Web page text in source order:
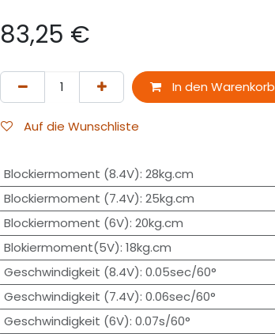
83,25 €
In den Warenkorb
Auf die Wunschliste
Blockiermoment (8.4V): 28kg.cm
Blockiermoment (7.4V): 25kg.cm
Blockiermoment (6V): 20kg.cm
Blokiermoment(5V): 18kg.cm
Geschwindigkeit (8.4V): 0.05sec/60°
Geschwindigkeit (7.4V): 0.06sec/60°
Geschwindigkeit (6V): 0.07s/60°